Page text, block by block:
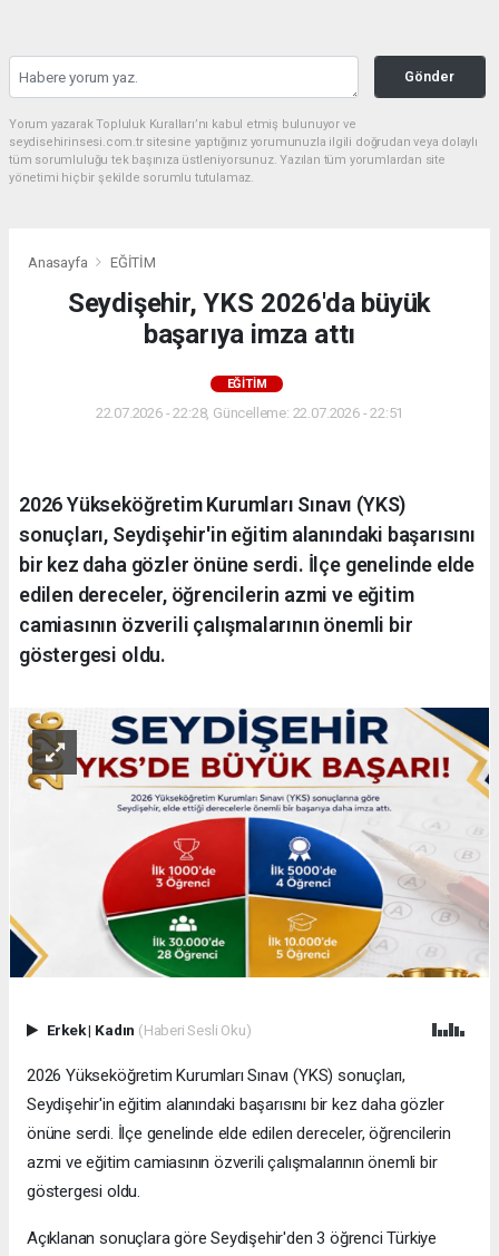
Gönder
Yorum yazarak Topluluk Kuralları’nı kabul etmiş bulunuyor ve
seydisehirinsesi.com.tr sitesine yaptığınız yorumunuzla ilgili doğrudan veya dolaylı
tüm sorumluluğu tek başınıza üstleniyorsunuz. Yazılan tüm yorumlardan site
yönetimi hiçbir şekilde sorumlu tutulamaz.
Anasayfa EĞİTİM
Seydişehir, YKS 2026'da büyük
başarıya imza attı
EĞİTİM
22.07.2026 - 22:28, Güncelleme: 22.07.2026 - 22:51
2026 Yükseköğretim Kurumları Sınavı (YKS)
sonuçları, Seydişehir'in eğitim alanındaki başarısını
bir kez daha gözler önüne serdi. İlçe genelinde elde
edilen dereceler, öğrencilerin azmi ve eğitim
camiasının özverili çalışmalarının önemli bir
göstergesi oldu.
Erkek| Kadın (Haberi Sesli Oku)
2026 Yükseköğretim Kurumları Sınavı (YKS) sonuçları,
Seydişehir'in eğitim alanındaki başarısını bir kez daha gözler
önüne serdi. İlçe genelinde elde edilen dereceler, öğrencilerin
azmi ve eğitim camiasının özverili çalışmalarının önemli bir
göstergesi oldu.
Açıklanan sonuçlara göre Seydişehir'den 3 öğrenci Türkiye